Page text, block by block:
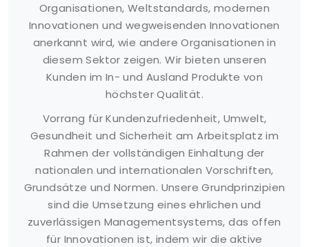
Organisationen, Weltstandards, modernen
Innovationen und wegweisenden Innovationen
anerkannt wird, wie andere Organisationen in
diesem Sektor zeigen. Wir bieten unseren
Kunden im In- und Ausland Produkte von
höchster Qualität.
Vorrang für Kundenzufriedenheit, Umwelt,
Gesundheit und Sicherheit am Arbeitsplatz im
Rahmen der vollständigen Einhaltung der
nationalen und internationalen Vorschriften,
Grundsätze und Normen. Unsere Grundprinzipien
sind die Umsetzung eines ehrlichen und
zuverlässigen Managementsystems, das offen
für Innovationen ist, indem wir die aktive